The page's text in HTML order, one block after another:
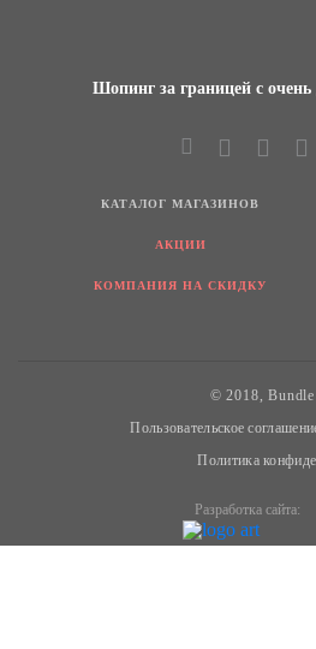
Шопинг за границей с
КАТАЛОГ МАГАЗИНОВ
АКЦИИ
КОМПАНИЯ НА СКИДКУ
© 2018,
Пользовательское
Политика
Разработка сайта: